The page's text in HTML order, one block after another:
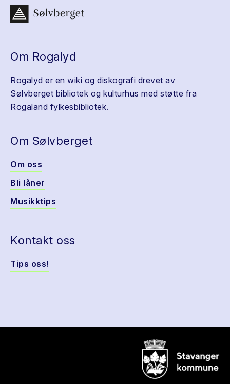
Om Rogalyd
Rogalyd er en wiki og diskografi drevet av
Sølvberget bibliotek og kulturhus med støtte fra
Rogaland fylkesbibliotek.
Om Sølvberget
Om oss
Bli låner
Musikktips
Kontakt oss
Tips oss!